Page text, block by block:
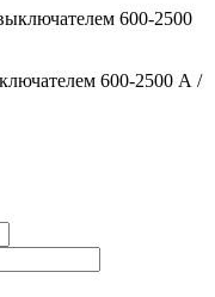
600-2500 А /